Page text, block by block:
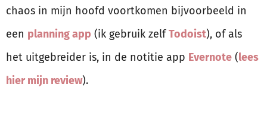
chaos in mijn hoofd voortkomen bijvoorbeeld in
een planning app (ik gebruik zelfTodoist), of als
het uitgebreider is, in de notitie app Evernote (lees
hier mijn review).